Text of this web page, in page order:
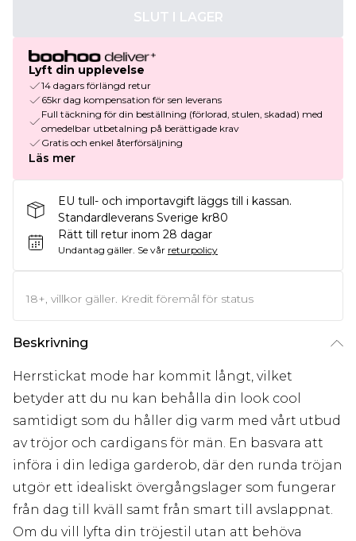
SLUT I LAGER
Lyft din upplevelse
14 dagars förlängd retur
65kr dag kompensation för sen leverans
Full täckning för din beställning (förlorad, stulen, skadad) med
omedelbar utbetalning på berättigade krav
Gratis och enkel återförsäljning
Läs mer
EU tull- och importavgift läggs till i kassan.
Standardleverans Sverige kr80
Rätt till retur inom 28 dagar
Undantag gäller. Se vår returpolicy
18+, villkor gäller. Kredit föremål för status
Beskrivning
Herrstickat mode har kommit långt, vilket
betyder att du nu kan behålla din look cool
samtidigt som du håller dig varm med vårt utbud
av tröjor och cardigans för män. En basvara att
införa i din lediga garderob, där den runda tröjan
utgör ett idealiskt övergångslager som fungerar
från dag till kväll samt från smart till avslappnat.
Om du vill lyfta din tröjestil utan att behöva